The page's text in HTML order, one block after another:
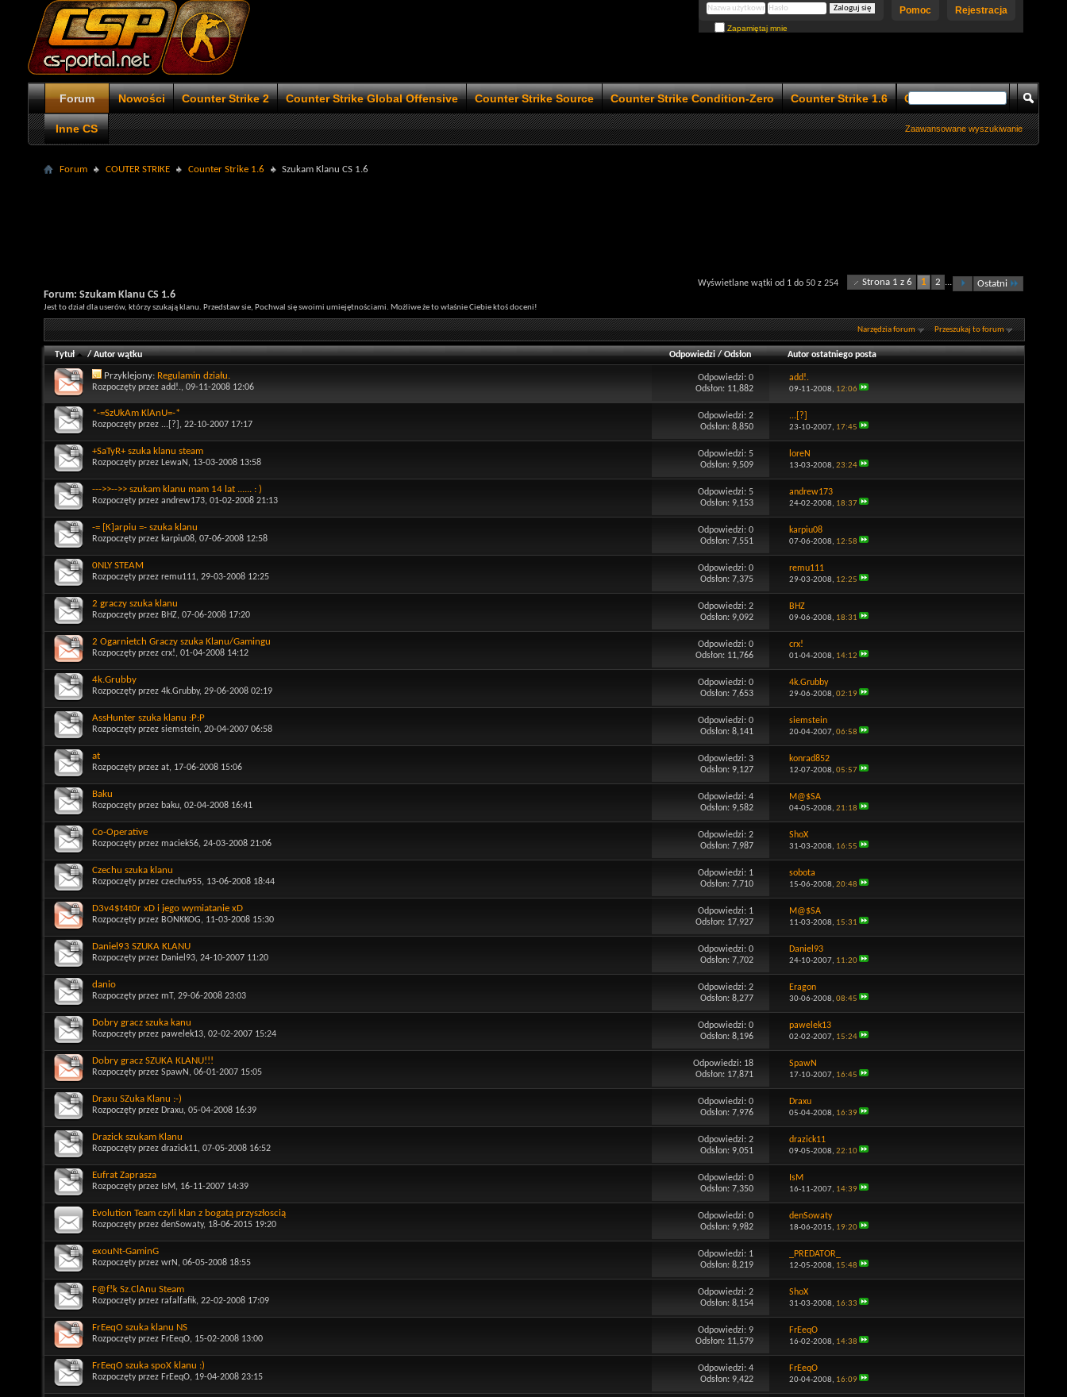
Rejestracja
Pomoc
Zapamiętaj mnie
Forum Nowości Counter Strike 2 Counter Strike Global Offensive Counter Strike Source Counter Strike Condition-Zero Counter Strike 1.6 Counter Strike 1.5
Inne CS Zaawansowane wyszukiwanie
Forum COUTER STRIKE Counter Strike 1.6 Szukam Klanu CS 1.6
Strona 1 z 6 1 2 ... Ostatni
Wyświetlane wątki od 1 do 50 z 254
Forum: Szukam Klanu CS 1.6
Jest to dział dla userów, którzy szukają klanu. Przedstaw sie, Pochwal się swoimi umiejętnościami. Możliwe że to właśnie Ciebie ktoś doceni!
Narzędzia forum Przeszukaj to forum
Tytuł /Autor wątku Odpowiedzi/Odsłon Autor ostatniego posta
Przyklejony: Regulamin działu.
Rozpoczęty przez add!., 09-11-2008 12:06
Odpowiedzi:0
Odsłon: 11,882
add!.
09-11-2008, 12:06
*-=SzUkAm KlAnU=-*
Rozpoczęty przez ...[?] , 22-10-2007 17:17
Odpowiedzi:2
Odsłon: 8,850
...[?]
23-10-2007, 17:45
+SaTyR+ szuka klanu steam
Rozpoczęty przez LewaN , 13-03-2008 13:58
Odpowiedzi:5
Odsłon: 9,509
loreN
13-03-2008, 23:24
--->>-->> szukam klanu mam 14 lat ...... : )
Rozpoczęty przez andrew173, 01-02-2008 21:13
Odpowiedzi:5
Odsłon: 9,153
andrew173
24-02-2008, 18:37
-= [K]arpiu =- szuka klanu
Rozpoczęty przez karpiu08, 07-06-2008 12:58
Odpowiedzi:0
Odsłon: 7,551
karpiu08
07-06-2008, 12:58
0NLY STEAM
Rozpoczęty przez remu111, 29-03-2008 12:25
Odpowiedzi:0
Odsłon: 7,375
remu111
29-03-2008, 12:25
2 graczy szuka klanu
Rozpoczęty przez BHZ, 07-06-2008 17:20
Odpowiedzi:2
Odsłon: 9,092
BHZ
09-06-2008, 18:31
2 Ogarnietch Graczy szuka Klanu/Gamingu
Rozpoczęty przez crx!, 01-04-2008 14:12
Odpowiedzi:0
Odsłon: 11,766
crx!
01-04-2008, 14:12
4k.Grubby
Rozpoczęty przez 4k.Grubby, 29-06-2008 02:19
Odpowiedzi:0
Odsłon: 7,653
4k.Grubby
29-06-2008, 02:19
AssHunter szuka klanu :P:P
Rozpoczęty przez siemstein, 20-04-2007 06:58
Odpowiedzi:0
Odsłon: 8,141
siemstein
20-04-2007, 06:58
at
Rozpoczęty przez at, 17-06-2008 15:06
Odpowiedzi:3
Odsłon: 9,127
konrad852
12-07-2008, 05:57
Baku
Rozpoczęty przez baku, 02-04-2008 16:41
Odpowiedzi:4
Odsłon: 9,582
M@$SA
04-05-2008, 21:18
Co-Operative
Rozpoczęty przez maciek56, 24-03-2008 21:06
Odpowiedzi:2
Odsłon: 7,987
ShoX
31-03-2008, 16:55
Czechu szuka klanu
Rozpoczęty przez czechu955, 13-06-2008 18:44
Odpowiedzi: 1
Odsłon: 7,710
sobota
15-06-2008, 20:48
D3v4$t4t0r xD i jego wymiatanie xD
Rozpoczęty przez BONKKOG, 11-03-2008 15:30
Odpowiedzi: 1
Odsłon: 17,927
M@$SA
11-03-2008, 15:31
Daniel93 SZUKA KLANU
Rozpoczęty przez Daniel93, 24-10-2007 11:20
Odpowiedzi:0
Odsłon: 7,702
Daniel93
24-10-2007, 11:20
danio
Rozpoczęty przez mT, 29-06-2008 23:03
Odpowiedzi:2
Odsłon: 8,277
Eragon
30-06-2008, 08:45
Dobry gracz szuka kanu
Rozpoczęty przez pawelek13, 02-02-2007 15:24
Odpowiedzi:0
Odsłon: 8,196
pawelek13
02-02-2007, 15:24
Dobry gracz SZUKA KLANU!!!
Rozpoczęty przez SpawN , 06-01-2007 15:05
Odpowiedzi: 18
Odsłon: 17,871
SpawN
17-10-2007, 16:45
Draxu SZuka Klanu :-)
Rozpoczęty przez Draxu, 05-04-2008 16:39
Odpowiedzi:0
Odsłon: 7,976
Draxu
05-04-2008, 16:39
Drazick szukam Klanu
Rozpoczęty przez drazick11, 07-05-2008 16:52
Odpowiedzi:2
Odsłon: 9,051
drazick11
09-05-2008, 22:10
Eufrat Zaprasza
Rozpoczęty przez IsM, 16-11-2007 14:39
Odpowiedzi:0
Odsłon: 7,350
IsM
16-11-2007, 14:39
Evolution Team czyli klan z bogatą przyszłoscią
Rozpoczęty przez denSowaty, 18-06-2015 19:20
Odpowiedzi:0
Odsłon: 9,982
denSowaty
18-06-2015, 19:20
exouNt-GaminG
Rozpoczęty przez wrN , 06-05-2008 18:55
Odpowiedzi: 1
Odsłon: 8,219
_PREDATOR_
12-05-2008, 15:48
F@f!k Sz.ClAnu Steam
Rozpoczęty przez rafalfafik, 22-02-2008 17:09
Odpowiedzi:2
Odsłon: 8,154
ShoX
31-03-2008, 16:33
FrEeqO szuka klanu NS
Rozpoczęty przez FrEeqO, 15-02-2008 13:00
Odpowiedzi:9
Odsłon: 11,579
FrEeqO
16-02-2008, 14:38
FrEeqO szuka spoX klanu :)
Rozpoczęty przez FrEeqO, 19-04-2008 23:15
Odpowiedzi:4
Odsłon: 9,422
FrEeqO
20-04-2008, 16:09